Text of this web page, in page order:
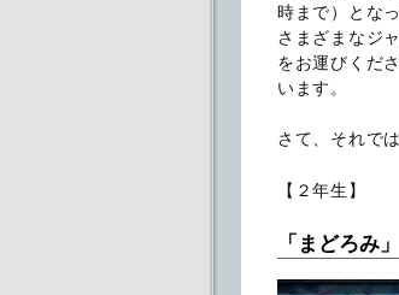
時まで）とな
さまざまなジ
をお運びくだ
います。
さて、それで
【２年生】
「まどろみ」